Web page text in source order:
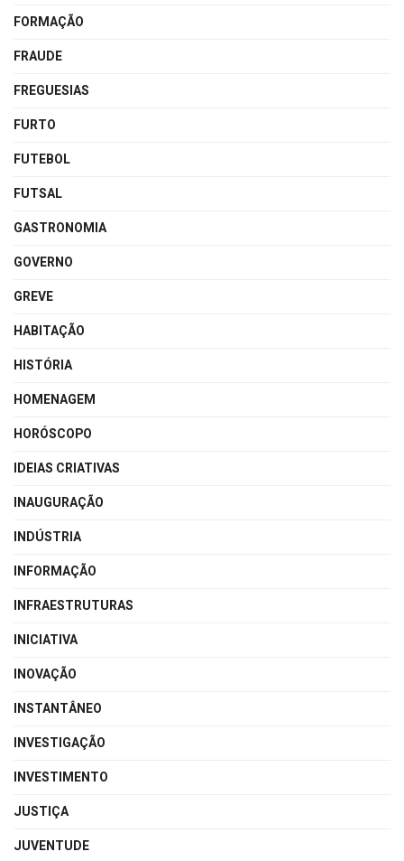
FORMAÇÃO
FRAUDE
FREGUESIAS
FURTO
FUTEBOL
FUTSAL
GASTRONOMIA
GOVERNO
GREVE
HABITAÇÃO
HISTÓRIA
HOMENAGEM
HORÓSCOPO
IDEIAS CRIATIVAS
INAUGURAÇÃO
INDÚSTRIA
INFORMAÇÃO
INFRAESTRUTURAS
INICIATIVA
INOVAÇÃO
INSTANTÂNEO
INVESTIGAÇÃO
INVESTIMENTO
JUSTIÇA
JUVENTUDE